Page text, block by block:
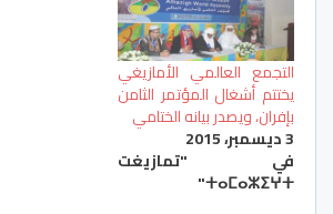
التجمع العالمي الأمازيغي
يختتم أشغال المؤتمر الثامن
بإفران، ويصدر بيانه الختامي
3 ديسمبر، 2015
في "تمازيغت
ⵜⴰⵎⴰⵣⵉⵖⵜ"